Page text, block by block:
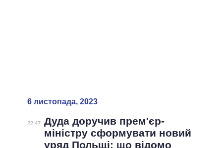
6 листопада, 2023
22:47 Дуда доручив прем'єр-
міністру сформувати новий
уряд Польщі: що відомо